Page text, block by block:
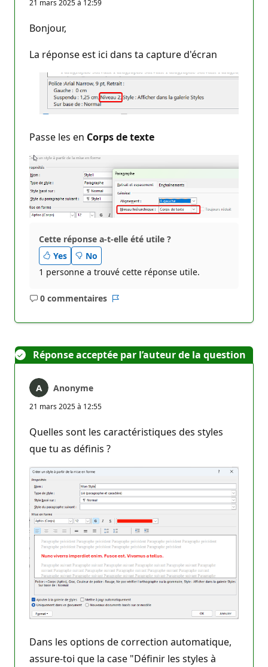
i
e
r
p
u
t
a
n
21 mars 2025 à 12:59
Bonjour,
La réponse est ici dans ta capture d'écran
Passe les en Corps de texte
Cette réponse a-t-elle été utile ?
Yes
No
1 personne a trouvé cette réponse utile.
0 commentaires
Aucun
Réponse acceptée par l’auteur de la question
Anonyme
21 mars 2025 à 12:55
Quelles sont les caractéristiques des styles
que tu as définis ?
Dans les options de correction automatique,
assure-toi que la case "Définir les styles à